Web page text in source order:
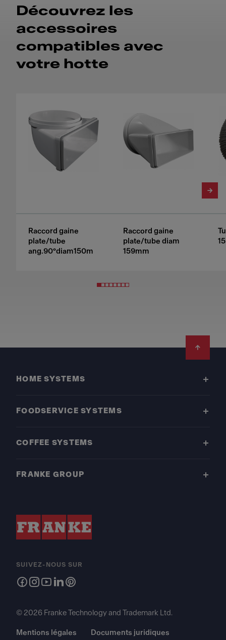
Découvrez les
accessoires
compatibles avec
votre hotte
Raccord gaine
plate/tube
ang.90°diam150m
Raccord gaine
plate/tube diam
159mm
HOME SYSTEMS
FOODSERVICE SYSTEMS
COFFEE SYSTEMS
FRANKE GROUP
SUIVEZ-NOUS SUR
© 2026 Franke Technology and Trademark Ltd.
Mentions légales Documents juridiques